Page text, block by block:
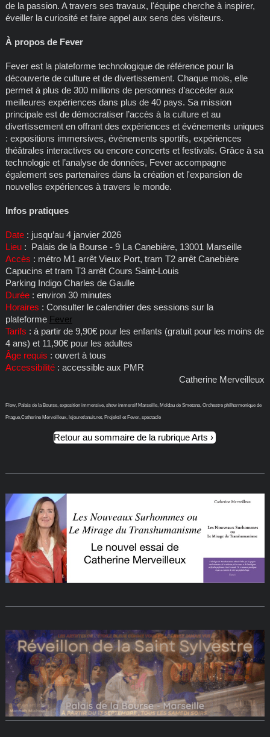
de la passion. A travers ses travaux, l'équipe cherche à inspirer,
éveiller la curiosité et faire appel aux sens des visiteurs.
À propos de Fever
Fever est la plateforme technologique de référence pour la
découverte de culture et de divertissement. Chaque mois, elle
permet à plus de 300 millions de personnes d’accéder aux
meilleures expériences dans plus de 40 pays. Sa mission
principale est de démocratiser l’accès à la culture et au
divertissement en offrant des expériences et événements uniques
: expositions immersives, événements sportifs, expériences
théâtrales interactives ou encore concerts et festivals. Grâce à sa
technologie et l’analyse de données, Fever accompagne
également ses partenaires dans la création et l'expansion de
nouvelles expériences à travers le monde.
Infos pratiques
Date: jusqu’au 4 janvier 2026
Lieu: Palais de la Bourse - 9 La Canebière, 13001 Marseille
Accès : métro M1 arrêt Vieux Port, tram T2 arrêt Canebière
Capucins et tram T3 arrêt Cours Saint-Louis
Parking Indigo Charles de Gaulle
Durée: environ 30 minutes
Horaires : Consulter le calendrier des sessions sur la
plateforme Fever
Tarifs : à partir de 9,90€ pour les enfants (gratuit pour les moins de
4 ans) et 11,90€ pour les adultes
Âge requis : ouvert à tous
Accessibilité: accessible aux PMR
Catherine Merveilleux
Flow, Palais de la Bourse, exposition immersive, show immersif Marseille, Moldau de Smetana, Orchestre philharmonique de
Prague,Catherine Merveilleux, lejouretlanuit.net, Projektil et Fever, spectacle
Retour au sommaire de la rubrique Arts